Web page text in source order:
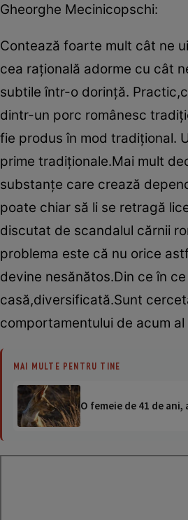
Gheorghe Mecinicopschi:
Contează foarte mult cât ne
cea raţională adorme cu cât
subtile într-o dorinţă.
dintr-un porc românesc
fie produs în mod tradiţional.
prime tradiţionale.Mai mult
substanţe care crează
poate chiar să li se retragă
discutat de scandalul cărnii
problema este că nu orice
devine nesănătos.Din ce în
casă,diversificată.Sunt
comportamentului de acum al
MAI MULTE PENTRU TINE
O femeie de 41 de